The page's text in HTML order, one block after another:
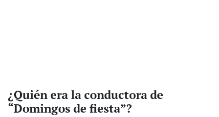
¿Quién era la conductora de
“Domingos de fiesta”?